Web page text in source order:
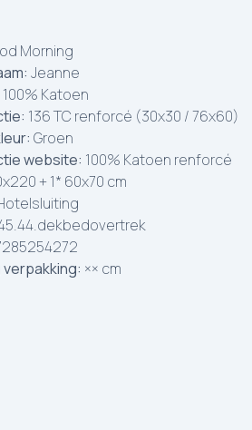
Morning
Jeanne
100% Katoen
136 TC renforcé (30x30 / 76x60)
Groen
website: 100% Katoen renforcé
+ 1* 60x70 cm
×× cm